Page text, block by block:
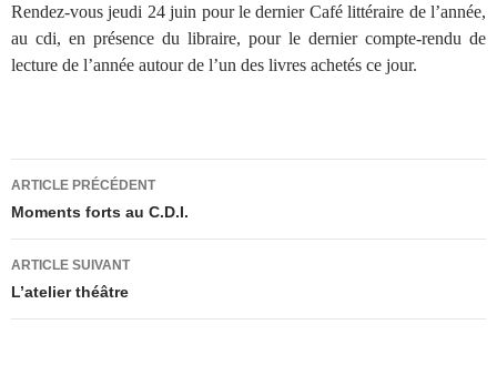
Rendez-vous jeudi 24 juin pour le dernier Café littéraire de l’année,
au cdi, en présence du libraire, pour le dernier compte-rendu de
lecture de l’année autour de l’un des livres achetés ce jour.
Navigation
des
articles
ARTICLE PRÉCÉDENT
Moments forts au C.D.I.
ARTICLE SUIVANT
L’atelier théâtre